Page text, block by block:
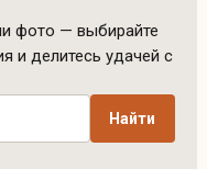
фото — выбирайте
и делитесь удачей с
Найти